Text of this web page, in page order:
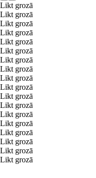
Likt grozā
Likt grozā
Likt grozā
Likt grozā
Likt grozā
Likt grozā
Likt grozā
Likt grozā
Likt grozā
Likt grozā
Likt grozā
Likt grozā
Likt grozā
Likt grozā
Likt grozā
Likt grozā
Likt grozā
Likt grozā